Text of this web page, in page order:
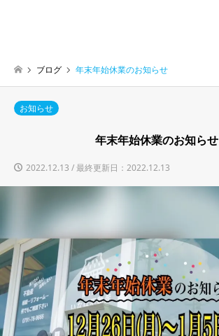
ブログ 年末年始休業のお知らせ
お知らせ
年末年始休業のお知らせ
2022.12.13 / 最終更新日：2022.12.13